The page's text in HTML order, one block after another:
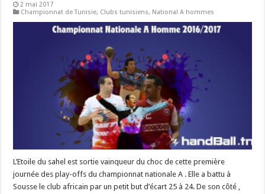
2 mai 2017
Championnat de Tunisie, Clubs tunisiens, National A hommes
L’Etoile du sahel est sortie vainqueur du choc de cette première
journée des play-offs du championnat nationale A . Elle a battu à
Sousse le club africain par un petit but d’écart 25 à 24. De son côté ,